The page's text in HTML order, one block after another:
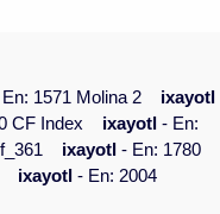
1571 Molina 2
ixayotl
CF Index ixayotl- En:
ixayotl- En: 1780
ixayotl- En: 2004